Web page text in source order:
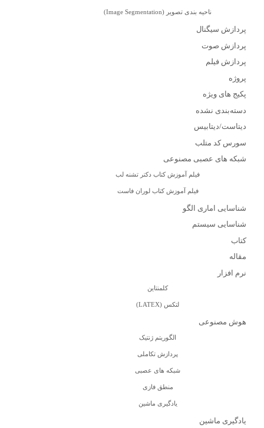
ناحیه بندی تصویر (Image Segmentation)
پردازش سیگنال
پردازش صوت
پردازش فیلم
پروژه
پکیج های ویژه
دسته‌بندی نشده
دیتاست/دیتابیس
سورس کد متلب
شبکه های عصبی مصنوعی
فیلم آموزش کتاب دکتر تشنه لب
فیلم آموزش کتاب لوران فاست
شناسایی اماری الگو
شناسایی سیستم
کتاب
مقاله
نرم افزار
کلمنتاین
لتکس (LATEX)
هوش مصنوعی
الگوریتم ژنتیک
پردازش تکاملی
شبکه های عصبی
منطق فازی
یادگیری ماشین
یادگیری ماشین